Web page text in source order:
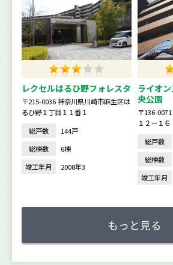
レクセルはるひ野フォレスタ
〒215-0036 神奈川県川崎市麻生区は
るひ野１丁目１１番１
総戸数
144戸
総棟数
6棟
竣工年月
2008年3
ライオ
央公園
〒136-
１２－１６
総戸数
総棟数
竣工年月
もっと見る